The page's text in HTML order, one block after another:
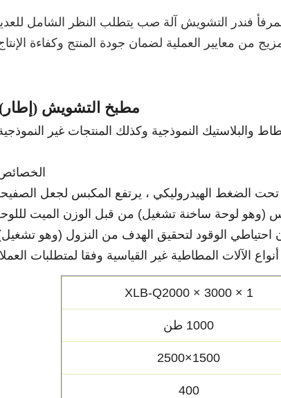
فندر التشويش آلة صب يتطلب النظر الشامل
من معايير العملية لضمان جودة المنتج وكفاءة
مطبخ التشويش
والبلاستيك النموذجية وكذلك المنتجات غير
الضغط الهيدروليكي ، يرتفع المكبس لجعل
(وهو لوحة ساخنة تشغيل) من قبل الوزن الميت
الوقود لتحقيق الهدف من النزول (وهو
XLB-Q2000 × 3000 × 1
1000 طن
1500×2500
400